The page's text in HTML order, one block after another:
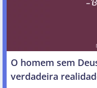
O homem sem
verdadeira